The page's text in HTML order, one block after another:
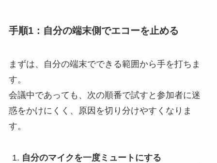
手順1：自分の端末側でエコーを止める
まずは、自分の端末でできる範囲から手を打ちま
す。
会議中であっても、次の順番で試すと参加者に迷
惑をかけにくく、原因を切り分けやすくなりま
す。
自分のマイクを一度ミュートにする